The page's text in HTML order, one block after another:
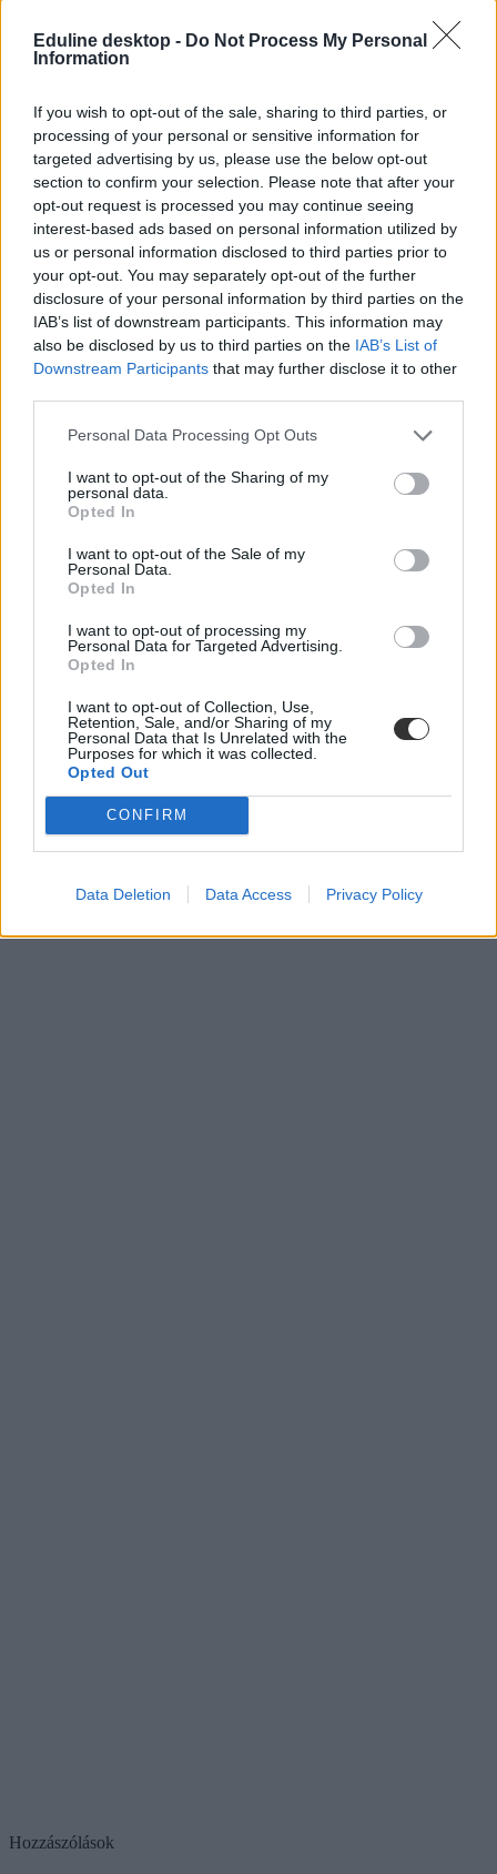
Eduline desktop - Do Not Process My Personal
Information
If you wish to opt-out of the sale, sharing to third parties, or
processing of your personal or sensitive information for
targeted advertising by us, please use the below opt-out
section to confirm your selection. Please note that after your
opt-out request is processed you may continue seeing
interest-based ads based on personal information utilized by
us or personal information disclosed to third parties prior to
your opt-out. You may separately opt-out of the further
disclosure of your personal information by third parties on the
IAB’s list of downstream participants. This information may
also be disclosed by us to third parties on the IAB’s List of
Downstream Participants that may further disclose it to other
Personal Data Processing Opt Outs
I want to opt-out of the Sharing of my
personal data.
Opted In
I want to opt-out of the Sale of my
Personal Data.
Opted In
I want to opt-out of processing my
Personal Data for Targeted Advertising.
Opted In
I want to opt-out of Collection, Use,
Retention, Sale, and/or Sharing of my
Personal Data that Is Unrelated with the
Purposes for which it was collected.
Opted Out
CONFIRM
Data Deletion Data Access Privacy Policy
könyvek
campus life
legjobb könyvek
belföld
sikerlista
könyv lista
Hozzászólások